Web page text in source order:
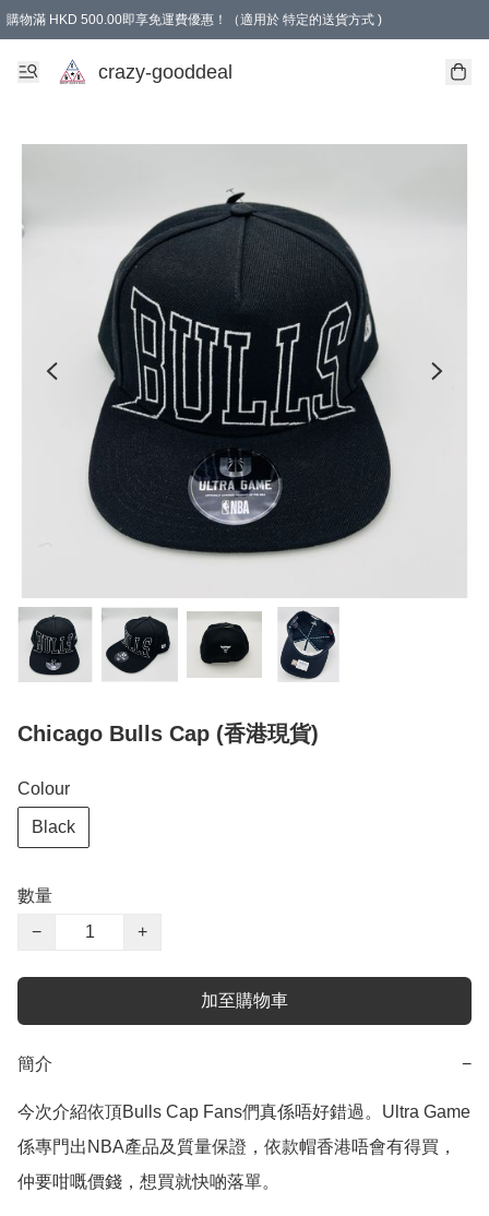
購物滿 HKD 500.00即享免運費優惠！（適用於 特定的送貨方式 )
成為會員可享免費禮品
crazy-gooddeal
Chicago Bulls Cap (香港現貨)
Colour
Black
數量
−
+
加至購物車
簡介 −
今次介紹依頂Bulls Cap Fans們真係唔好錯過。Ultra Game
係專門出NBA產品及質量保證，依款帽香港唔會有得買，